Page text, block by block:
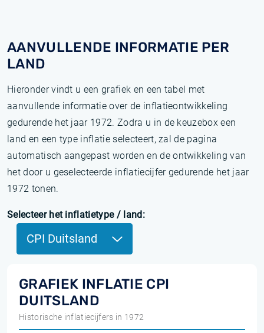
AANVULLENDE INFORMATIE PER
LAND
Hieronder vindt u een grafiek en een tabel met
aanvullende informatie over de inflatieontwikkeling
gedurende het jaar 1972. Zodra u in de keuzebox een
land en een type inflatie selecteert, zal de pagina
automatisch aangepast worden en de ontwikkeling van
het door u geselecteerde inflatiecijfer gedurende het jaar
1972 tonen.
Selecteer het inflatietype / land:
CPI Duitsland
GRAFIEK INFLATIE CPI
DUITSLAND
Historische inflatiecijfers in 1972